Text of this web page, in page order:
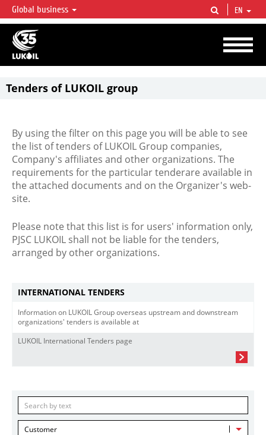
LUKOIL OVERVIEW
LUKOIL is one of the largest oil & gas vertical integrated companies in the world
accounting for over 2% of crude production and circa 1% of proved hydrocarbon
reserves globally.
Global business EN
Tenders of LUKOIL group
By using the filter on this page you will be able to see
the list of tenders of LUKOIL Group companies,
Company's affiliates and other organizations. The
requirements for the particular tenderare available in
the attached documents and on the Organizer's web-
site.
Please note that this list is for users' information only,
PJSC LUKOIL shall not be liable for the tenders,
arranged by other organizations.
INTERNATIONAL TENDERS
Information on LUKOIL Group overseas upstream and downstream
organizations' tenders is available at
LUKOIL International Tenders page
Customer